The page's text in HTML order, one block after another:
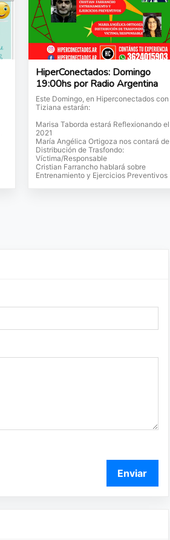
HiperConectados: Domingo
19:00hs por Radio Argentina
Este Domingo, en Hiperconectados con
Tiziana estarán:
Marisa Taborda estará Reflexionando el
2021
María Angélica Ortigoza nos contará de
Distribución de Trasfondo:
Víctima/Responsable
Cristian Farrancho hablará sobre
Entrenamiento y Ejercicios Preventivos
Enviar